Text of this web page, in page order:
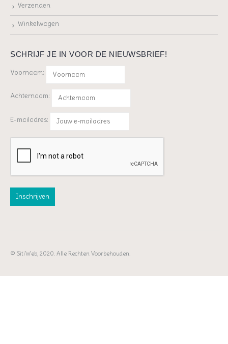
Verzenden
Winkelwagen
SCHRIJF JE IN VOOR DE NIEUWSBRIEF!
Voornaam:
Achternaam:
E-mailadres:
© SitiWeb, 2020. Alle Rechten Voorbehouden.